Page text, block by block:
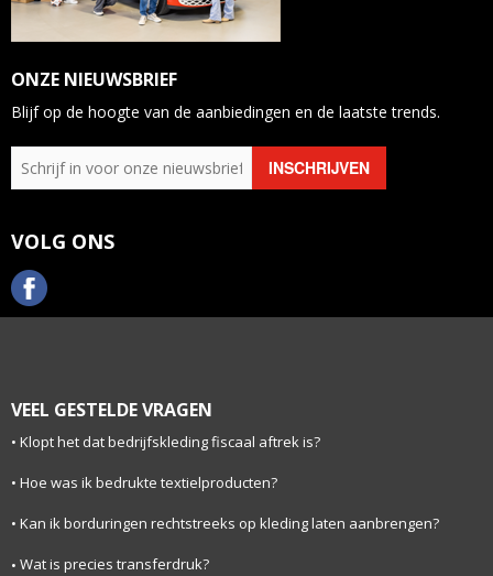
ONZE NIEUWSBRIEF
Blijf op de hoogte van de aanbiedingen en de laatste trends.
VOLG ONS
VEEL GESTELDE VRAGEN
Klopt het dat bedrijfskleding fiscaal aftrek is?
Hoe was ik bedrukte textielproducten?
Kan ik borduringen rechtstreeks op kleding laten aanbrengen?
Wat is precies transferdruk?